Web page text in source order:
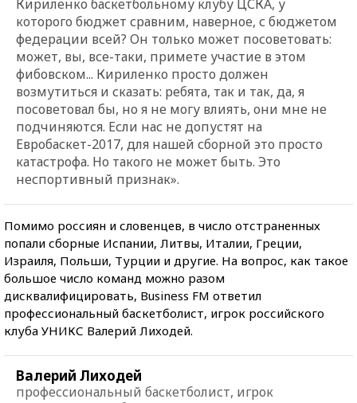
Кириленко баскетбольному клубу ЦСКА, у
которого бюджет сравним, наверное, с бюджетом
федерации всей? Он только может посоветовать:
может, вы, все-таки, примете участие в этом
фибовском... Кириленко просто должен
возмутиться и сказать: ребята, так и так, да, я
посоветовал бы, но я не могу влиять, они мне не
подчиняются. Если нас не допустят на
Евробаскет-2017, для нашей сборной это просто
катастрофа. Но такого не может быть. Это
неспортивный признак».
Помимо россиян и словенцев, в число отстраненных
попали сборные Испании, Литвы, Италии, Греции,
Израиля, Польши, Турции и другие. На вопрос, как такое
большое число команд можно разом
дисквалифицировать, Business FM ответил
профессиональный баскетболист, игрок российского
клуба УНИКС Валерий Лиходей.
Валерий Лиходей
профессиональный баскетболист, игрок